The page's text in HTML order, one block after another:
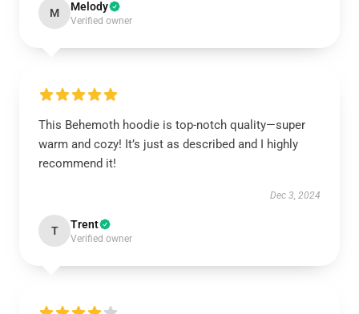
M Melody
Verified owner
This Behemoth hoodie is top-notch quality—super
warm and cozy! It’s just as described and I highly
recommend it!
Dec 3, 2024
T Trent
Verified owner